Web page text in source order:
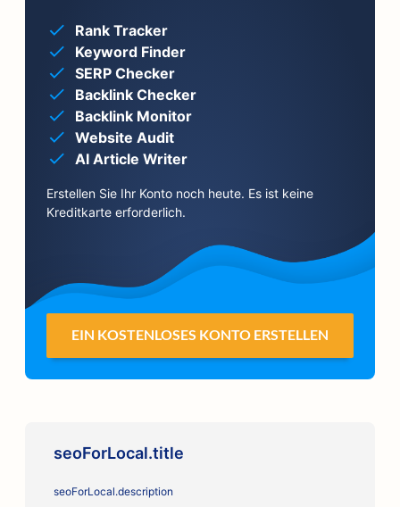
Rank Tracker
Keyword Finder
SERP Checker
Backlink Checker
Backlink Monitor
Website Audit
AI Article Writer
Erstellen Sie Ihr Konto noch heute. Es ist keine
Kreditkarte erforderlich.
EIN KOSTENLOSES KONTO ERSTELLEN
seoForLocal.title
seoForLocal.description